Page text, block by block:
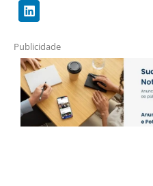
Publicidade